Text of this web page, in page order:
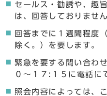
セールス・勧誘や、趣
は、回答しておりません
回答までに１週間程度
除く。）を要します。
緊急を要する問い合わ
０〜１７:１５に電話に
照会内容によっては、